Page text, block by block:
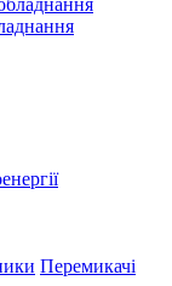
Перемикачі